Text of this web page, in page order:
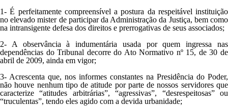
1- É perfeitamente compreensível a postura da respeitável instituição
no elevado mister de participar da Administração da Justiça, bem como
na intransigente defesa dos direitos e prerrogativas de seus associados;
2- A observância à indumentária usada por quem ingressa nas
dependências do Tribunal decorre do Ato Normativo nº 15, de 30 de
abril de 2009, ainda em vigor;
3- Acrescenta que, nos informes constantes na Presidência do Poder,
não houve nenhum tipo de atitude por parte de nossos servidores que
caracterize “atitudes arbitrárias”, “agressivas”, “desrespeitosas” ou
“truculentas”, tendo eles agido com a devida urbanidade;